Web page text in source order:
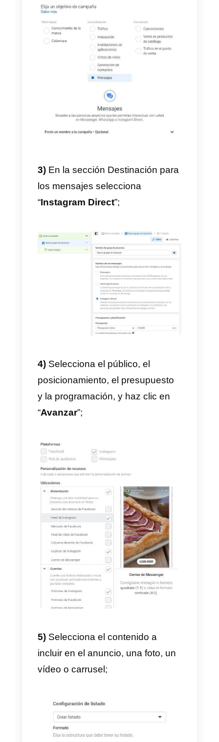
Managery haz clic en “
de anuncios
“ Mensajes”;
3)
los mensajes selecciona
“Instagram Direct
Selecciona el público, el
y la programación, y haz clic en
Avanzar”;